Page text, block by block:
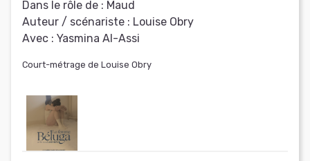
Dans le rôle de : Maud
Auteur / scénariste : Louise Obry
Avec : Yasmina Al-Assi
Court-métrage de Louise Obry